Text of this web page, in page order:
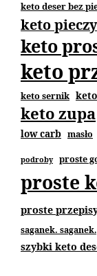
keto deser bez
keto
keto
keto
keto sernik
keto zupa
low carb masło
podroby proste
proste
proste
saganek.
szybki keto